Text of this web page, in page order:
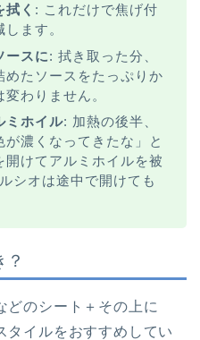
く : これだけで焦げ付
ます。
ースに: 拭き取った分、
めたソースをたっぷりか
わりません。
ミホイル: 加熱の後半、
が濃くなってきたな」と
開けてアルミホイルを被
シオは途中で開けても
どのシート＋その上に
タイルをおすすめしてい